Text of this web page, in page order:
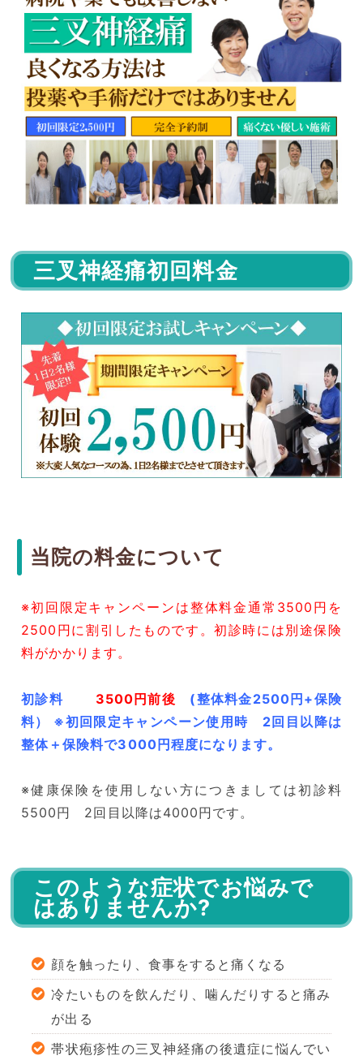
三叉神経痛初回料金
当院の料金について
※初回限定キャンペーンは整体料金通常3500円を
2500円に割引したものです。初診時には別途保険
料がかかります。
初診料 3500円前後
(整体料金2500円+保険
料） ※初回限定キャンペーン使用時 2回目以降は
整体＋保険料で3000円程度になります。
※健康保険を使用しない方につきましては初診料
5500円 2回目以降は4000円です。
このような症状でお悩みで
はありませんか?
顔を触ったり、食事をすると痛くなる
冷たいものを飲んだり、噛んだりすると痛み
が出る
帯状疱疹性の三叉神経痛の後遺症に悩んでい